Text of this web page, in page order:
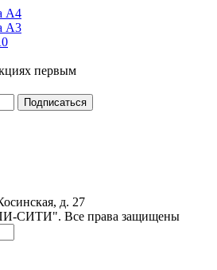
А4
А3
первым
д. 27
СИТИ". Все права защищены